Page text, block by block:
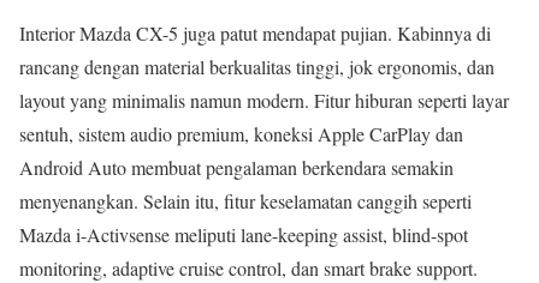
Interior Mazda CX-5 juga patut mendapat pujian. Kabinnya di
rancang dengan material berkualitas tinggi, jok ergonomis, dan
layout yang minimalis namun modern. Fitur hiburan seperti layar
sentuh, sistem audio premium, koneksi Apple CarPlay dan
Android Auto membuat pengalaman berkendara semakin
menyenangkan. Selain itu, fitur keselamatan canggih seperti
Mazda i-Activsense meliputi lane-keeping assist, blind-spot
monitoring, adaptive cruise control, dan smart brake support.